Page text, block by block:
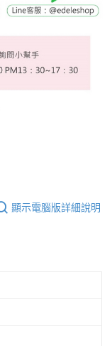
顯示電腦版詳細說明